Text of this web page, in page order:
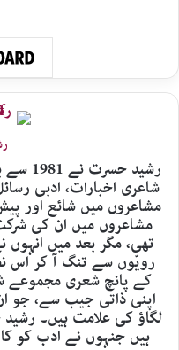
رشید
شاعری اخبارات، ادبی
مشاعروں میں شائع اور
مشاعروں میں ان کی
تھی، مگر بعد میں انہوں
رویّوں سے تنگ آ کر اس
کے پانچ شعری
اپنی ذاتی جیب سے، جو
لگاؤ کی علامت ہیں۔
ہیں جنہوں نے ادب کو